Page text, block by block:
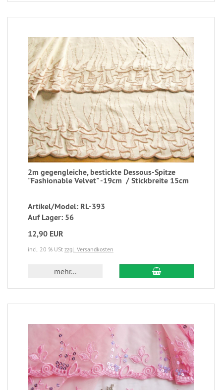
2m gegengleiche, bestickte Dessous-Spitze
"Fashionable Velvet" -19cm / Stickbreite 15cm
Artikel/Model: RL-393
Auf Lager: 56
12,90 EUR
incl. 20 % USt zzgl. Versandkosten
mehr...